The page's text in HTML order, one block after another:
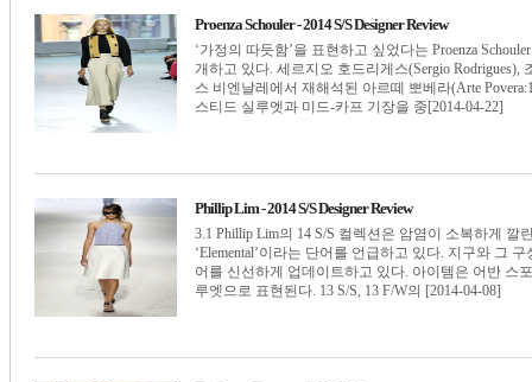
Proenza Schouler - 2014 S/S Designer Review
‘가정의 따듯함’을 표현하고 싶었다는 Proenza
개하고 있다. 세르지오 호드리게스(Sergio Rodrigues),
스 비엔날레에서 재해석된 아르떼 뽀베라(Arte
스티드 실루엣과 미드-카프 기장을 중[2014-04-22]
Phillip Lim - 2014 S/S Designer Review
3.1 Phillip Lim의 14 S/S 컬렉션은 암염이 소복하게
‘Elemental’이라는 단어를 언급하고 있다. 지구와 그
어를 신선하게 업데이트하고 있다. 아이템은 어반 스
루엣으로 표현된다. 13 S/S, 13 F/W의 [2014-04-08]